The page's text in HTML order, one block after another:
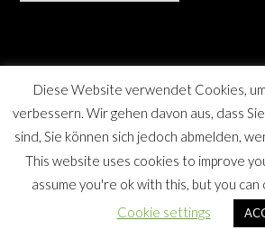
Berner Bote, die Monatszeitschrift für
und Umgebung, SPD Distrikt
Diese Website verwendet Cookies,
verbessern. Wir gehen davon aus, dass
sind, Sie können sich jedoch abmelden,
This website uses cookies to improve
assume you're ok with this, but you can
Cookie settings